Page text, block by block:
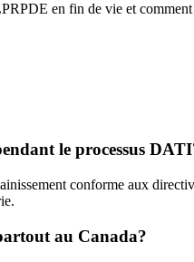
en fin de vie et
le processus
conforme aux
au Canada?